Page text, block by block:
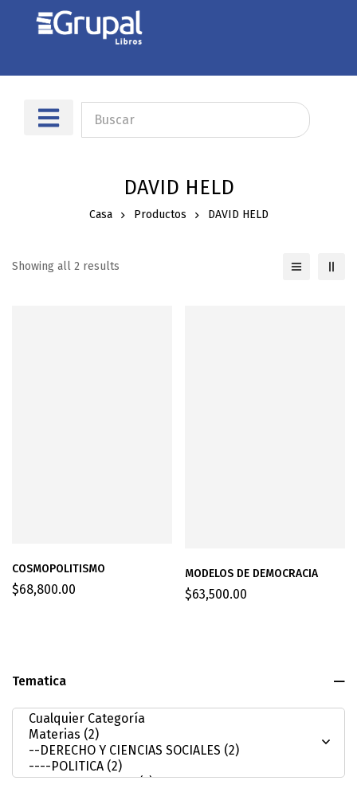
DAVID HELD
Casa Productos DAVID HELD
Tematica
Showing all 2 results
COSMOPOLITISMO
$68,800.00
MODELOS DE DEMOCRACIA
$63,500.00